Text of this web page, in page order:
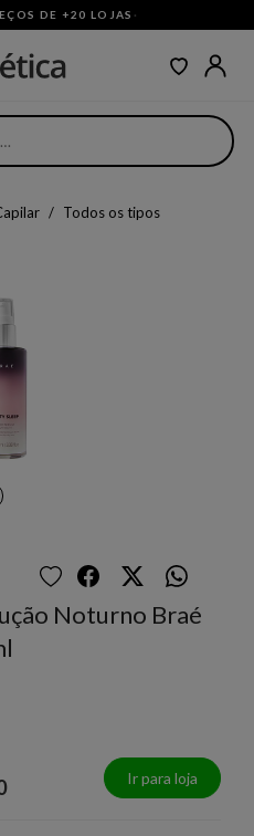
DE +20 LOJAS ·
Todos os tipos
Noturno Braé
Ir para loja